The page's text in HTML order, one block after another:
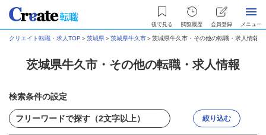
後で見る 閲覧履歴 会員登録 メニュー
クリエイト転職・求人TOP ＞茨城県＞茨城県牛久市＞茨城県牛久市・その他の転職・求人情報
茨城県牛久市・その他の転職・求人情報
検索条件の設定
絞り込む